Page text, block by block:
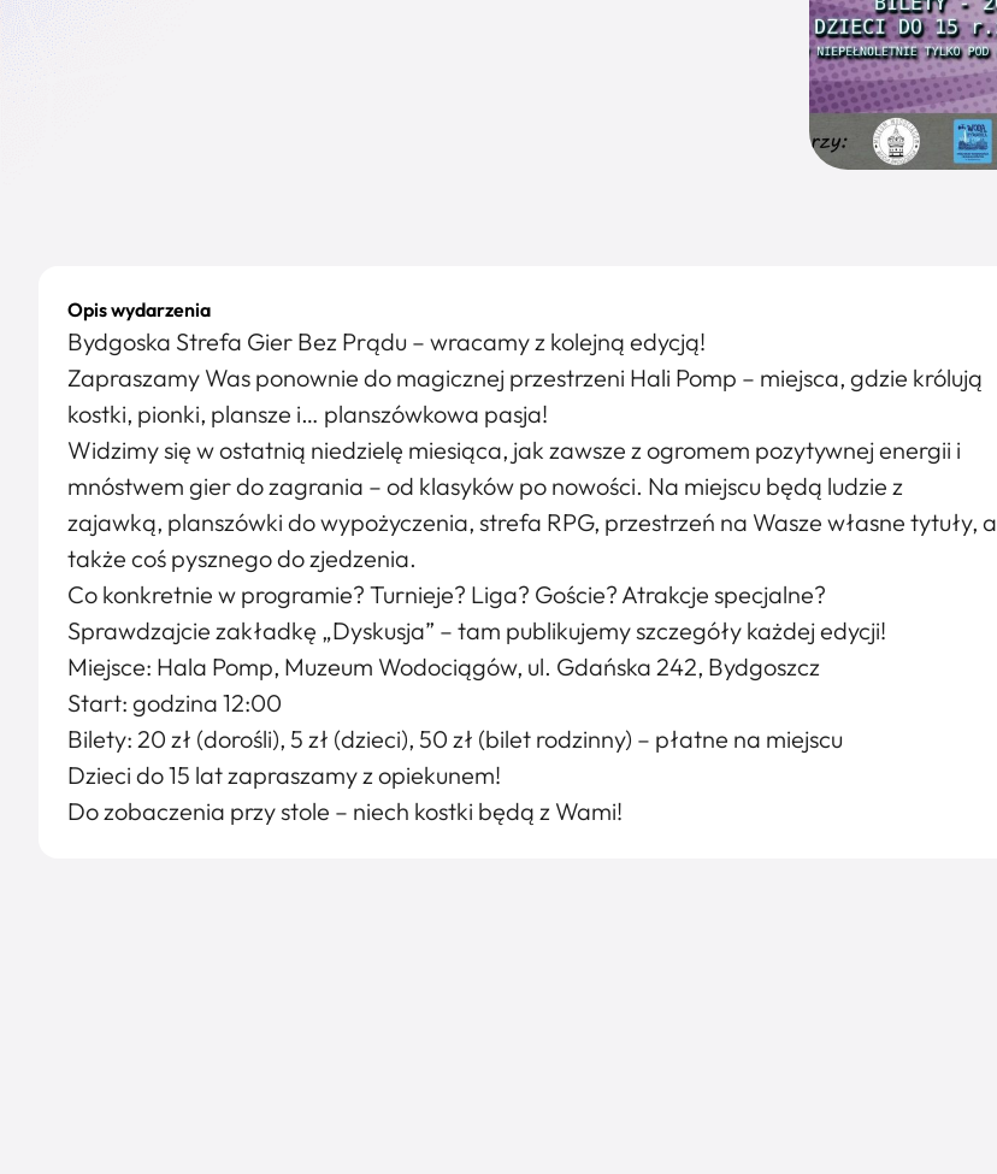
Opis wydarzenia
Bydgoska Strefa Gier Bez Prądu – wracamy z kolejną edycją!
Zapraszamy Was ponownie do magicznej przestrzeni Hali Pomp – miejsca, gdzie królują
kostki, pionki, plansze i… planszówkowa pasja!
Widzimy się w ostatnią niedzielę miesiąca, jak zawsze z ogromem pozytywnej energii i
mnóstwem gier do zagrania – od klasyków po nowości. Na miejscu będą ludzie z
zajawką, planszówki do wypożyczenia, strefa RPG, przestrzeń na Wasze własne tytuły, a
także coś pysznego do zjedzenia.
Co konkretnie w programie? Turnieje? Liga? Goście? Atrakcje specjalne?
Sprawdzajcie zakładkę „Dyskusja” – tam publikujemy szczegóły każdej edycji!
Miejsce: Hala Pomp, Muzeum Wodociągów, ul. Gdańska 242, Bydgoszcz
Start: godzina 12:00
Bilety: 20 zł (dorośli), 5 zł (dzieci), 50 zł (bilet rodzinny) – płatne na miejscu
Dzieci do 15 lat zapraszamy z opiekunem!
Do zobaczenia przy stole – niech kostki będą z Wami!